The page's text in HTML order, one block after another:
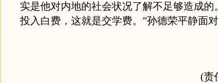
实是他对内地的社会状况了解不足够造成的
投入白费，这就是交学费。”孙德荣平静面
(责